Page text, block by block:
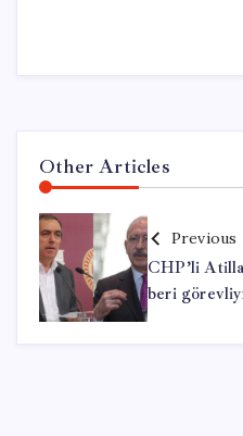
Other Articles
Previous
CHP’li
beri